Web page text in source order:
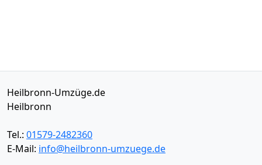
Heilbronn-Umzüge.de
Heilbronn
Tel.: 01579-2482360
E-Mail: info@heilbronn-umzuege.de